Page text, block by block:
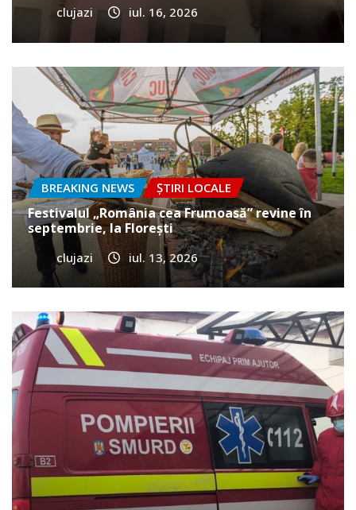
clujazi iul. 16, 2026
BREAKING NEWS ȘTIRI LOCALE
Festivalul „România cea Frumoasă” revine în
septembrie, la Florești
clujazi iul. 13, 2026